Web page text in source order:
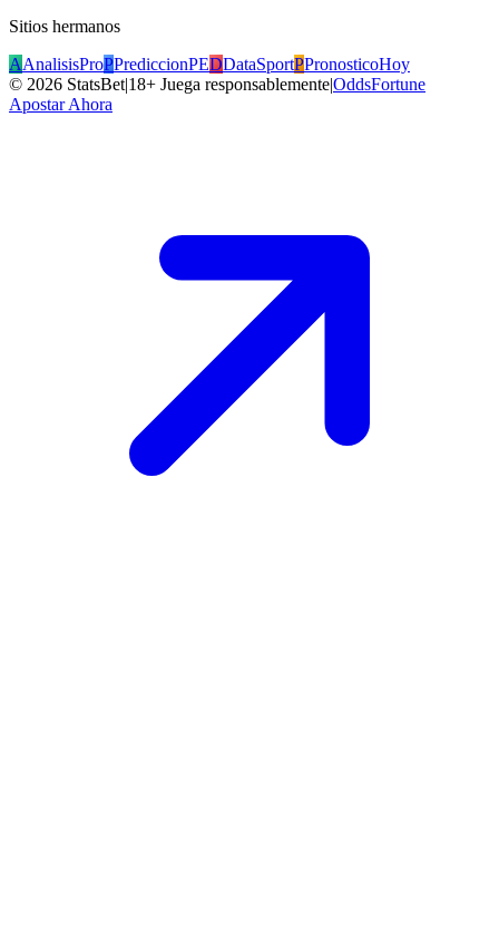
Sitios hermanos
AAnalisisProPPrediccionPEDDataSportPPronosticoHoy
© 2026 StatsBet|18+ Juega responsablemente|OddsFortune
Apostar Ahora